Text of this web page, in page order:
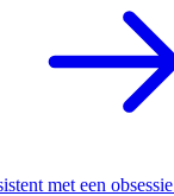
met een